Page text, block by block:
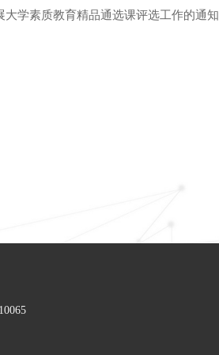
大学素质教育精品通选课评选工作的通知